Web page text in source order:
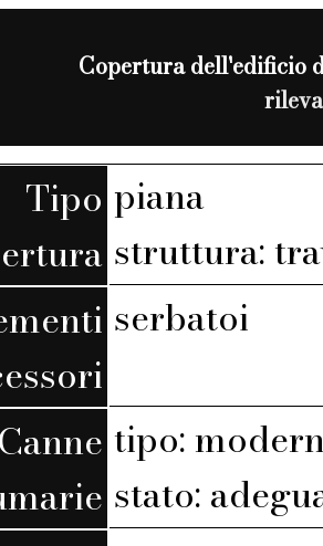
Copertura dell'edificio
Tipo piana
struttura:
serbatoi
Canne tipo:
stato: